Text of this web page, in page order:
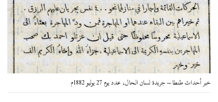
خبر أحداث طنطا – جريدة لسان الحال، عدد يوم 27 يوليو 1882م